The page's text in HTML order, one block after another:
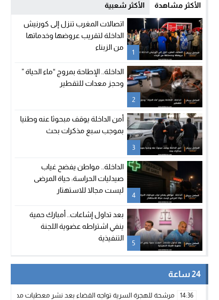
الأكثر مشاهدة الأكثر شعبية
1
اتصالات المغرب تنزل إلى كورنيش
الداخلة لتقريب عروضها وخدماتها
من الزبناء
2
الداخلة.. الإطاحة بمروج “ماء الحياة ”
وحجز معدات للتقطير
3
أمن الداخلة يوقف مبحوثا عنه وطنيا
بموجب سبع مذكرات بحث
4
الداخلة.. مواطن يفضح غياب
صيدليات الحراسة: حياة المرضى
ليست مجالا للاستهتار
5
بعد تداول إشاعات.. أمبارك حمية
ينفي اشتراطه عضوية اللجنة
التنفيذية
24 ساعة
14:36 مرشحة للهجرة السرية تواجه القضاء بعد نشر معطيات مضللة